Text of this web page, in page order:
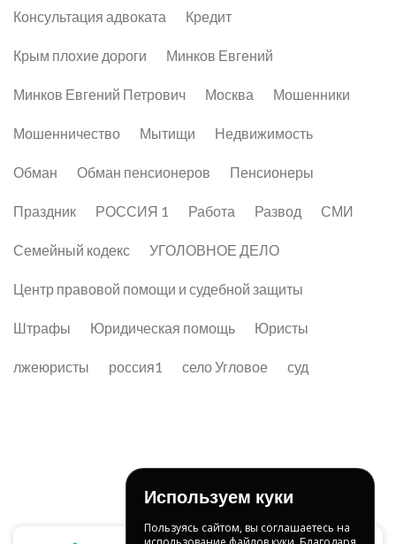
Консультация адвоката Кредит
Крым плохие дороги Минков Евгений
Минков Евгений Петрович Москва Мошенники
Мошенничество Мытищи Недвижимость
Обман Обман пенсионеров Пенсионеры
Праздник РОССИЯ 1 Работа Развод СМИ
Семейный кодекс УГОЛОВНОЕ ДЕЛО
Центр правовой помощи и судебной защиты
Штрафы Юридическая помощь Юристы
лжеюристы россия1 село Угловое суд
Используем куки
Пользуясь сайтом, вы соглашаетесь на